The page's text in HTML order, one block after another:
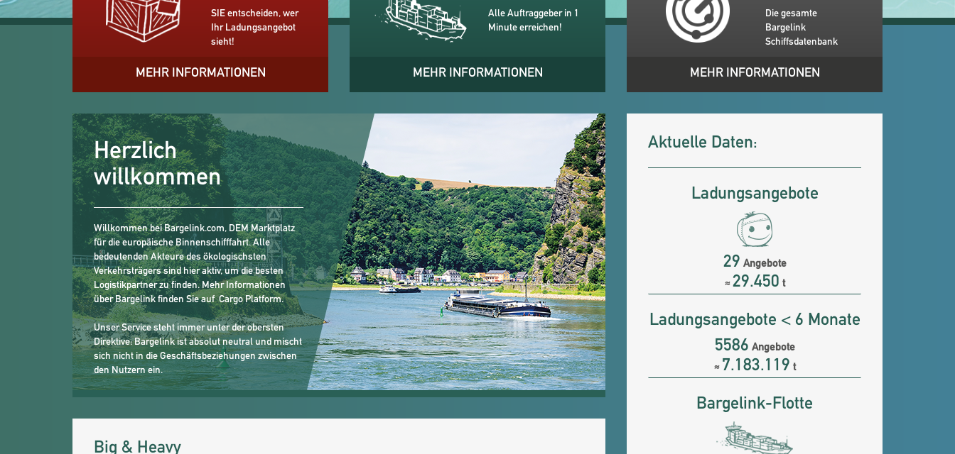
SIE entscheiden, wer
Ihr Ladungsangebot
sieht!
MEHR INFORMATIONEN
Alle Auftraggeber in 1
Minute erreichen!
MEHR INFORMATIONEN
Die gesamte
Bargelink
Schiffsdatenbank
MEHR INFORMATIONEN
Herzlich
willkommen
Willkommen bei Bargelink.com, DEM Marktplatz
für die europäische Binnenschifffahrt. Alle
bedeutenden Akteure des ökologischsten
Verkehrsträgers sind hier aktiv, um die besten
Logistikpartner zu finden. Mehr Informationen
über Bargelink finden Sie auf Cargo Platform.
Unser Service steht immer unter der obersten
Direktive: Bargelink ist absolut neutral und mischt
sich nicht in die Geschäftsbeziehungen zwischen
den Nutzern ein.
Big & Heavy
Aktuelle Daten:
Ladungsangebote
29 Angebote
≈ 29.450 t
Ladungsangebote < 6 Monate
5586 Angebote
≈ 7.183.119 t
Bargelink-Flotte